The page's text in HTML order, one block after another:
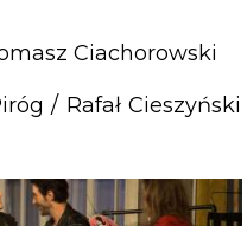
Ciachorowski
/ Rafał Cieszyński